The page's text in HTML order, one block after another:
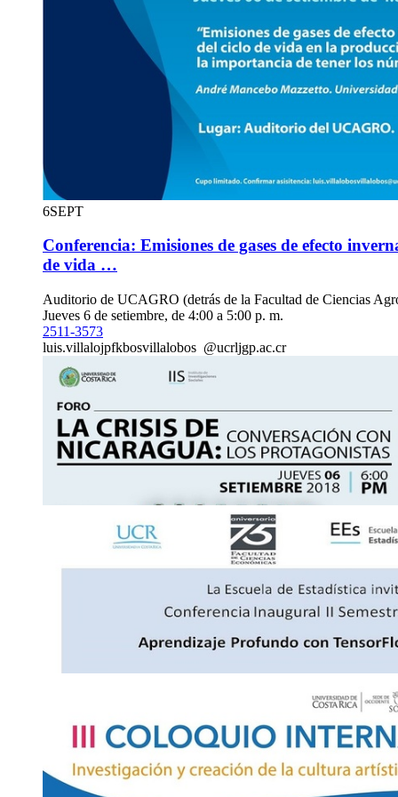
6SEPT
Conferencia: Emisiones de gases de efecto
de vida …
Auditorio de UCAGRO (detrás de la Facultad de Ciencias
Jueves 6 de setiembre, de 4:00 a 5:00 p. m.
2511-3573
luis.villalojpfkbosvillalobos @ucrljgp.ac.cr
SEPT
Foros: La crisis de Nicaragua, conversación